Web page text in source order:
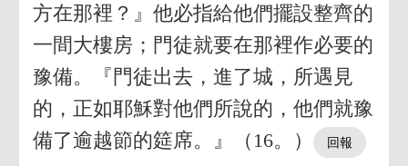
方在那裡？』他必指給他們擺設整齊的
一間大樓房；門徒就要在那裡作必要的
豫備。『門徒出去，進了城，所遇見
的，正如耶穌對他們所說的，他們就豫
備了逾越節的筵席。』（16。）